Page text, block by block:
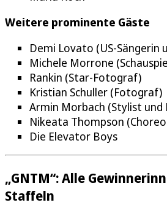
Weitere prominente Gäste
Demi Lovato (US-Sängerin
Michele Morrone
Rankin (Star-Fotograf)
Kristian Schuller (Fotograf)
Armin Morbach (Stylist
Nikeata Thompson
Die Elevator Boys
„GNTM“: Alle
Staffeln